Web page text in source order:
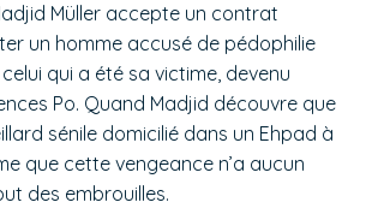
Müller accepte un contrat
un homme accusé de pédophilie
qui a été sa victime, devenu
Po. Quand Madjid découvre que
sénile domicilié dans un Ehpad à
que cette vengeance n’a aucun
des embrouilles.